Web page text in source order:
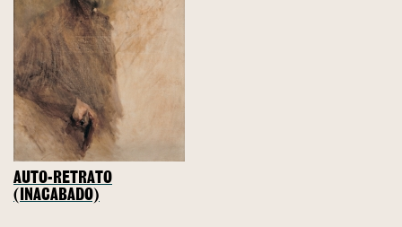
AUTO-RETRATO
(INACABADO)